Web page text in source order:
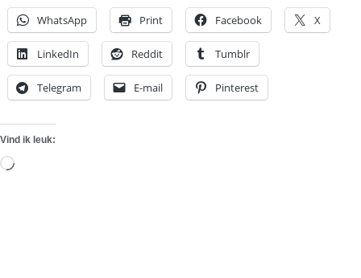
WhatsApp Print Facebook X
LinkedIn Reddit Tumblr
Telegram E-mail Pinterest
Vind ik leuk:
Aan